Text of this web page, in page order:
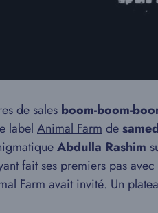
de salesboom-boom-
label Animal Farmde
Abdulla Rashim
fait ses premiers pas
Farm avait invité. Un